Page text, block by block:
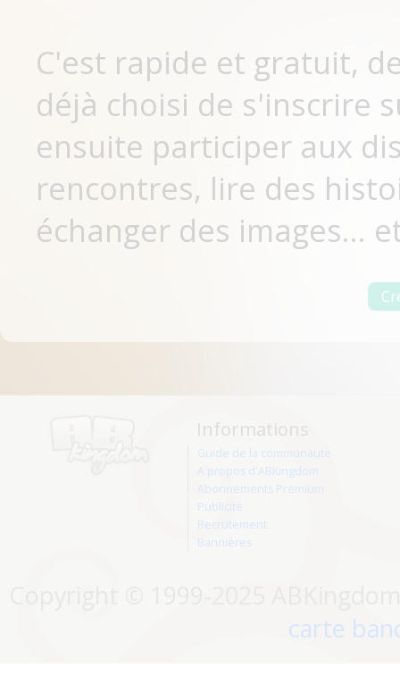
C'est rapide et gratuit,
déjà choisi de s'inscrire
ensuite participer aux
rencontres, lire des
échanger des images...
Informations
Guide de la communauté
A propos d'ABKingdom
Abonnements Premium
Publicité
Recrutement
Bannières
carte